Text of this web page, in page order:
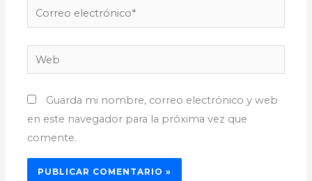
Correo
electrónico*
Web
Guarda mi nombre, correo electrónico y web
en este navegador para la próxima vez que
comente.